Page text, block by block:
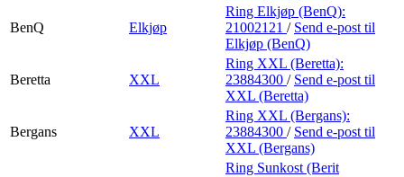
BenQ Elkjøp
Ring Elkjøp (BenQ):
21002121 / Send e-post til
Elkjøp (BenQ)
Beretta XXL
Ring XXL (Beretta):
23884300 / Send e-post til
XXL (Beretta)
Bergans XXL
Ring XXL (Bergans):
23884300 / Send e-post til
XXL (Bergans)
Ring Sunkost (Berit